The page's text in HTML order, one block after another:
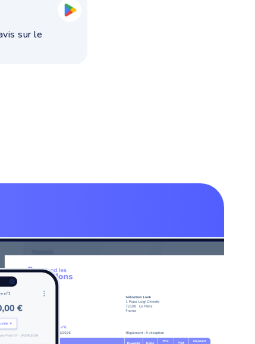
sur le